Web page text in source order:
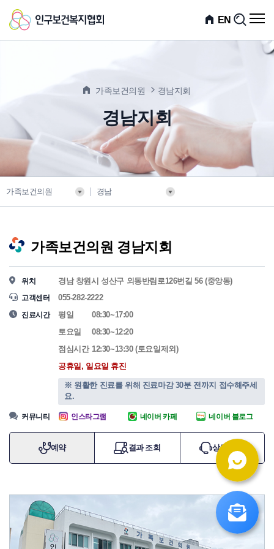
인
구
복
지
협
회
EN
검
전
메
뉴
가족보건의원
경남지회
경남지회
가족보건의원 경남
가족보건의원 경남지회
위치 경남 창원시 성산구 외동반림로126번길 56 (중앙동)
고객센터 055-282-2222
진료시간 평일
08:30~17:00
토요일
08:30~12:20
점심시간 12:30~13:30 (토요일제외)
공휴일, 일요일 휴진
※ 원활한 진료를 위해 진료마감 30분 전까지 접수해주세
요.
커뮤니티 인스타그램 네이버 카페 네이버 블로그
예약 결과 조회 상담 신청